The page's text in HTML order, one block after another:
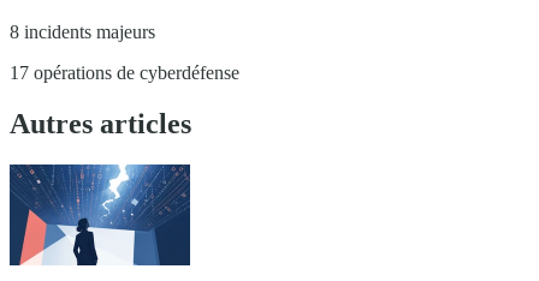
8 incidents majeurs
17 opérations de cyberdéfense
Autres articles